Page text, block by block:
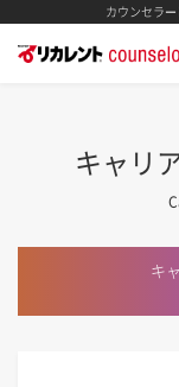
カウンセラ
キャリ
キ